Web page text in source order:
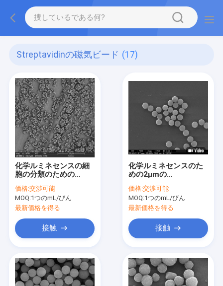
Streptavidinの磁気ビード (17)
化学ルミネセンスの細
胞の分類のための
磁気ビード
価格:交渉可能
MOQ:1つのmL/びん
最新価格を得る
接触
化学ルミネセンスのた
めの2μmの
Magbeads 10のmg/ml
1つのmL
価格:交渉可能
MOQ:1つのmL/びん
最新価格を得る
接触